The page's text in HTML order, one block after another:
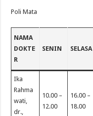
Poli Mata
NAMA
DOKTE
R
SENIN SELASA
Ika
Rahma
wati,
dr.,
10.00 –
12.00
16.00 –
18.00